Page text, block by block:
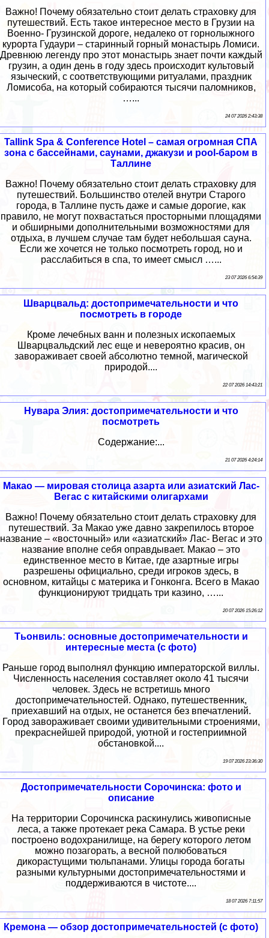
Важно! Почему обязательно стоит делать страховку для
путешествий. Есть такое интересное место в Грузии на
Военно- Грузинской дороге, недалеко от горнолыжного
курорта Гудаури – старинный горный монастырь Ломиси.
Древнюю легенду про этот монастырь знает почти каждый
грузин, а один день в году здесь происходит культовый
языческий, с соответствующими ритуалами, праздник
Ломисоба, на который собираются тысячи паломников,
…...
24 07 2026 2:43:38
Tallink Spa & Conference Hotel – самая огромная СПА
зона с бассейнами, саунами, джакузи и pool-баром в
Таллине
Важно! Почему обязательно стоит делать страховку для
путешествий. Большинство отелей внутри Старого
города, в Таллине пусть даже и самые дорогие, как
правило, не могут похвастаться просторными площадями
и обширными дополнительными возможностями для
отдыха, в лучшем случае там будет небольшая сауна.
Если же хочется не только посмотреть город, но и
расслабиться в спа, то имеет смысл …...
23 07 2026 6:54:39
Шварцвальд: достопримечательности и что
посмотреть в городе
Кроме лечебных ванн и полезных ископаемых
Шварцвальдский лес еще и невероятно красив, он
завораживает своей абсолютно темной, магической
природой....
22 07 2026 14:43:21
Нувара Элия: достопримечательности и что
посмотреть
Содержание:...
21 07 2026 4:24:14
Макао — мировая столица азарта или азиатский Лас-
Вегас с китайскими олигархами
Важно! Почему обязательно стоит делать страховку для
путешествий. За Макао уже давно закрепилось второе
название – «восточный» или «азиатский» Лас- Вегас и это
название вполне себя оправдывает. Макао – это
единственное место в Китае, где азартные игры
разрешены официально, среди игроков здесь, в
основном, китайцы с материка и Гонконга. Всего в Макао
функционируют тридцать три казино, …...
20 07 2026 15:26:12
Тьонвиль: основные достопримечательности и
интересные места (с фото)
Раньше город выполнял функцию императорской виллы.
Численность населения составляет около 41 тысячи
человек. Здесь не встретишь много
достопримечательностей. Однако, путешественник,
приехавший на отдых, не останется без впечатлений.
Город завораживает своими удивительными строениями,
прекраснейшей природой, уютной и гостеприимной
обстановкой....
19 07 2026 23:36:30
Достопримечательности Сорочинска: фото и
описание
На территории Сорочинска раскинулись живописные
леса, а также протекает река Самара. В устье реки
построено водохранилище, на берегу которого летом
можно позагорать, а весной полюбоваться
дикорастущими тюльпанами. Улицы города богаты
разными культурными достопримечательностями и
поддерживаются в чистоте....
18 07 2026 7:11:57
Кремона — обзор достопримечательностей (с фото)